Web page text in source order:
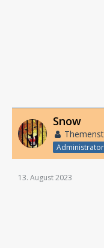
Snow
Administrator
13. August 2023